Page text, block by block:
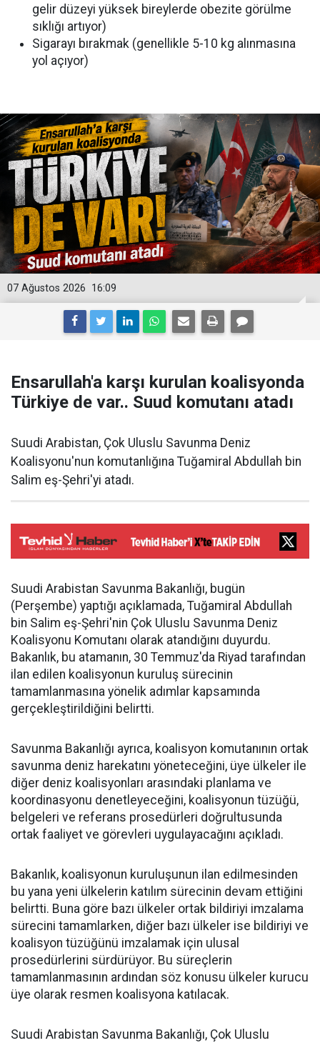
gelir düzeyi yüksek bireylerde obezite görülme
sıklığı artıyor)
Sigarayı bırakmak (genellikle 5-10 kg alınmasına
yol açıyor)
16:09
07 Ağustos 2026
Ensarullah'a karşı kurulan koalisyonda
Türkiye de var.. Suud komutanı atadı
Suudi Arabistan, Çok Uluslu Savunma Deniz
Koalisyonu'nun komutanlığına Tuğamiral Abdullah bin
Salim eş-Şehri'yi atadı.
Suudi Arabistan Savunma Bakanlığı, bugün
(Perşembe) yaptığı açıklamada, Tuğamiral Abdullah
bin Salim eş-Şehri'nin Çok Uluslu Savunma Deniz
Koalisyonu Komutanı olarak atandığını duyurdu.
Bakanlık, bu atamanın, 30 Temmuz'da Riyad tarafından
ilan edilen koalisyonun kuruluş sürecinin
tamamlanmasına yönelik adımlar kapsamında
gerçekleştirildiğini belirtti.
Savunma Bakanlığı ayrıca, koalisyon komutanının ortak
savunma deniz harekatını yöneteceğini, üye ülkeler ile
diğer deniz koalisyonları arasındaki planlama ve
koordinasyonu denetleyeceğini, koalisyonun tüzüğü,
belgeleri ve referans prosedürleri doğrultusunda
ortak faaliyet ve görevleri uygulayacağını açıkladı.
Bakanlık, koalisyonun kuruluşunun ilan edilmesinden
bu yana yeni ülkelerin katılım sürecinin devam ettiğini
belirtti. Buna göre bazı ülkeler ortak bildiriyi imzalama
sürecini tamamlarken, diğer bazı ülkeler ise bildiriyi ve
koalisyon tüzüğünü imzalamak için ulusal
prosedürlerini sürdürüyor. Bu süreçlerin
tamamlanmasının ardından söz konusu ülkeler kurucu
üye olarak resmen koalisyona katılacak.
Suudi Arabistan Savunma Bakanlığı, Çok Uluslu